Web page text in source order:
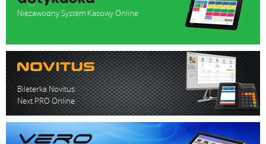
Niezawodny System Kasowy Online
Bileterka Novitus
Next PRO Online